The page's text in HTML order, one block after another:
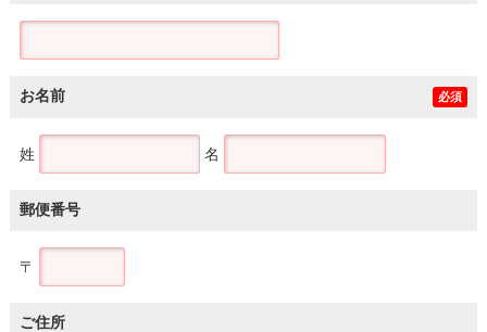
お名前 必須
姓 名
郵便番号
〒
ご住所